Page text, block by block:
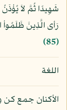
شَهِيدًا ثُمَّ لاَ
رَأى الَّذِينَ
﴿85﴾
اللغة
الأكنان جمع